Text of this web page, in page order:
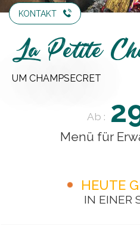
KONTAKT
La Petite
UM CHAMPSECRET
Ab :
Menü für
HEUTE
IN EINER